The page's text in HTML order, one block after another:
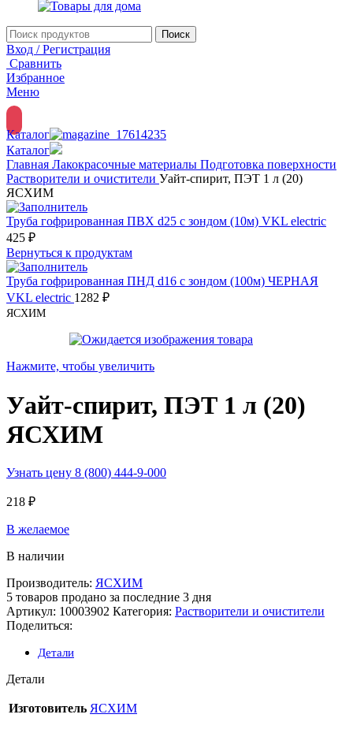
Поиск
Вход / Регистрация
Сравнить
Избранное
Меню
Каталог
Каталог
Главная Лакокрасочные материалы Подготовка поверхности
Растворители и очистители Уайт-спирит, ПЭТ 1 л (20)
ЯСХИМ
Труба гофрированная ПВХ d25 с зондом (10м) VKL electric
425 ₽
Вернуться к продуктам
Труба гофрированная ПНД d16 с зондом (100м) ЧЕРНАЯ
VKL electric 1282 ₽
ЯСХИМ
Нажмите, чтобы увеличить
Уайт-спирит, ПЭТ 1 л (20)
ЯСХИМ
Узнать цену 8 (800) 444-9-000
218 ₽
В желаемое
В наличии
Производитель: ЯСХИМ
5 товаров продано за последние 3 дня
Артикул: 10003902 Категория: Растворители и очистители
Поделиться:
Детали
Детали
Изготовитель ЯСХИМ